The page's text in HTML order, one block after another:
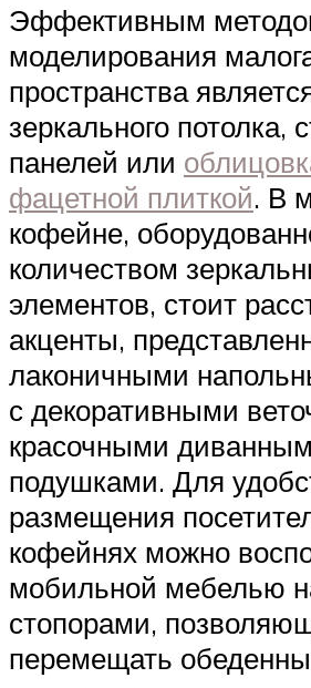
Эффективным
моделирования
пространства
зеркального потолка,
панелей или
фацетной плиткой. В
кофейне,
количеством
элементов, стоит
акценты,
лаконичными
с декоративными
красочными
подушками. Для
размещения
кофейнях можно
мобильной мебелью
стопорами,
перемещать